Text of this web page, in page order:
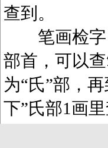
查到。
笔画检字
部首，可以
为“氏”部，
下”氏部1画